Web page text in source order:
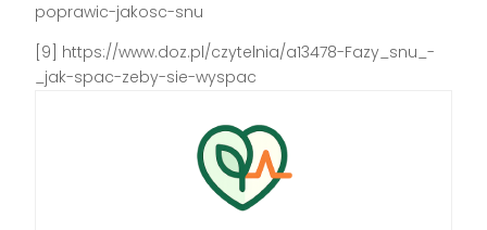
poprawic-jakosc-snu
[9] https://www.doz.pl/czytelnia/a13478-Fazy_snu_-
_jak-spac-zeby-sie-wyspac